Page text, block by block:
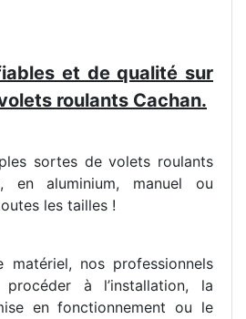
et de qualité sur
roulants Cachan.
sortes de volets roulants
en aluminium, manuel ou
les tailles !
matériel, nos professionnels
à l’installation, la
en fonctionnement ou le